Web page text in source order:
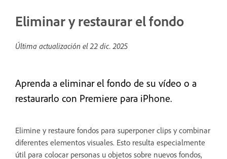
Eliminar y restaurar el fondo
Última actualización el22 dic. 2025
Aprenda a eliminar el fondo de su vídeo o a
restaurarlo con Premiere para iPhone.
Elimine y restaure fondos para superponer clips y combinar
diferentes elementos visuales. Esto resulta especialmente
útil para colocar personas u objetos sobre nuevos fondos,